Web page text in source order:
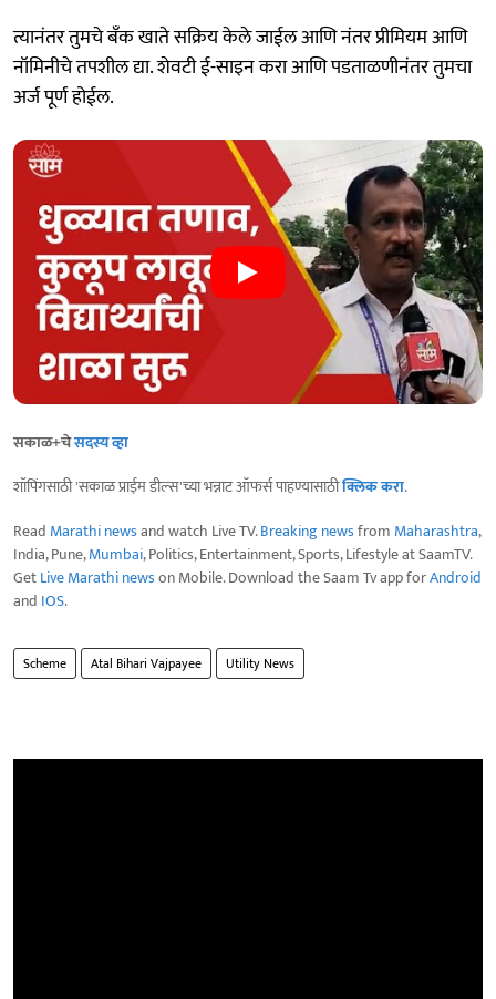
त्यानंतर तुमचे बँक खाते सक्रिय केले जाईल आणि नंतर प्रीमियम आणि
नॉमिनीचे तपशील द्या. शेवटी ई-साइन करा आणि पडताळणीनंतर तुमचा
अर्ज पूर्ण होईल.
सकाळ+चेसदस्य व्हा
शॉपिंगसाठी 'सकाळ प्राईम डील्स'च्या भन्नाट ऑफर्स पाहण्यासाठीक्लिक करा.
Read Marathi newsand watch Live TV.Breaking newsfrom Maharashtra,
India, Pune,Mumbai, Politics, Entertainment, Sports, Lifestyle at SaamTV.
GetLive Marathi newson Mobile. Download the Saam Tv app forAndroid
and IOS.
Scheme Atal Bihari Vajpayee Utility News